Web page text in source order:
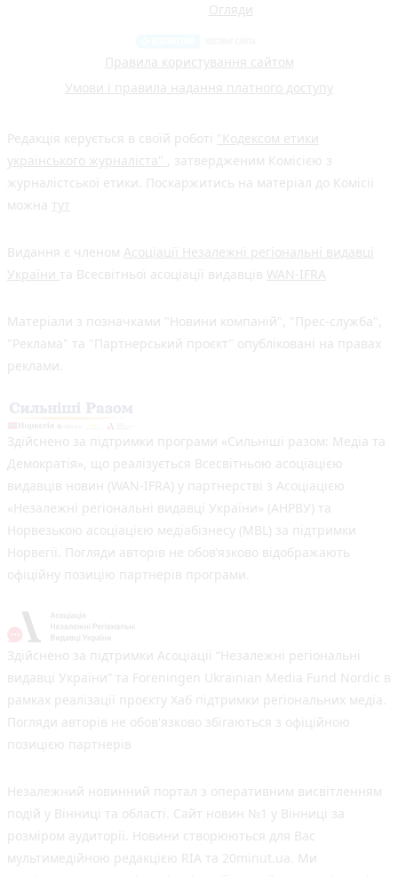
Огляди
Правила користування сайтом
Умови і правила надання платного доступу
Редакція керується в своїй роботі "Кодексом етики
українського журналіста" , затвердженим Комісією з
журналістської етики. Поскаржитись на матеріал до Комісії
можна тут
Видання є членом Асоціації Незалежні регіональні видавці
України та Всесвітньої асоціації видавців WAN-IFRA
Матеріали з позначками "Новини компаній", "Прес-служба",
"Реклама" та "Партнерський проєкт" опубліковані на правах
реклами.
Здійснено за підтримки програми «Сильніші разом: Медіа та
Демократія», що реалізується Всесвітньою асоціацією
видавців новин (WAN-IFRA) у партнерстві з Асоціацією
«Незалежні регіональні видавці України» (АНРВУ) та
Норвезькою асоціацією медіабізнесу (MBL) за підтримки
Норвегії. Погляди авторів не обов’язково відображають
офіційну позицію партнерів програми.
Здійснено за підтримки Асоціації “Незалежні регіональні
видавці України” та Foreningen Ukrainian Media Fund Nordic в
рамках реалізації проєкту Хаб підтримки регіональних медіа.
Погляди авторів не обов'язково збігаються з офіційною
позицією партнерів
Незалежний новинний портал з оперативним висвітленням
подій у Вінниці та області. Сайт новин №1 у Вінниці за
розміром аудиторії. Новини створюються для Вас
мультимедійною редакцією RIA та 20minut.ua. Ми